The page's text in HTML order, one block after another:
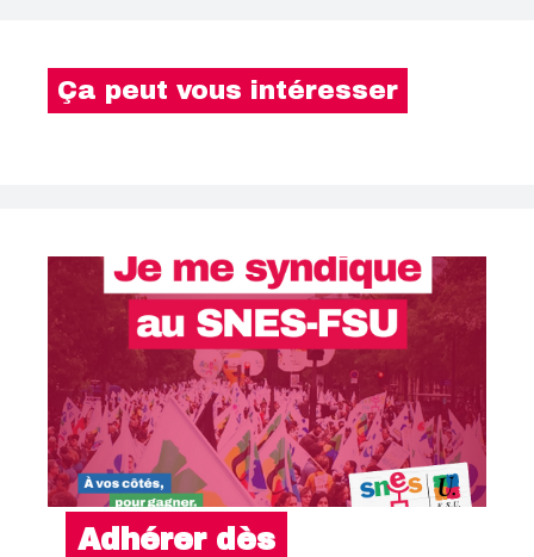
Ça peut vous intéresser
Adhérer dès